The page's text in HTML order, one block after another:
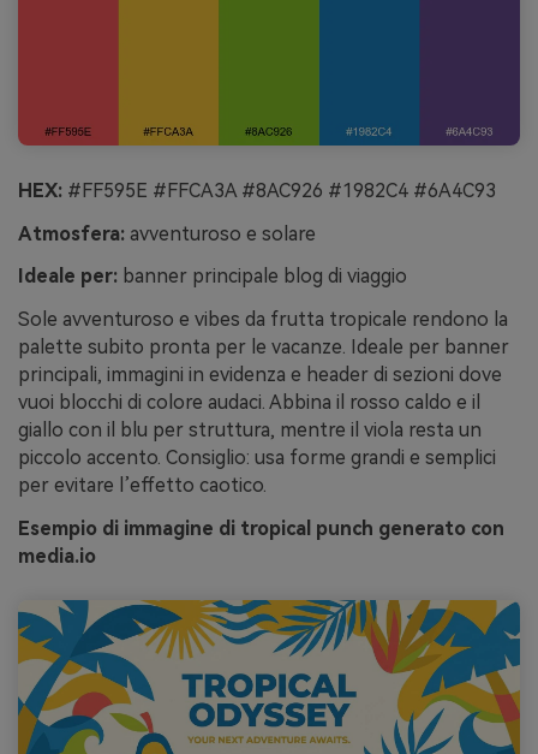
HEX: #FF595E #FFCA3A #8AC926 #1982C4 #6A4C93
Atmosfera: avventuroso e solare
Ideale per: banner principale blog di viaggio
Sole avventuroso e vibes da frutta tropicale rendono la
palette subito pronta per le vacanze. Ideale per banner
principali, immagini in evidenza e header di sezioni dove
vuoi blocchi di colore audaci. Abbina il rosso caldo e il
giallo con il blu per struttura, mentre il viola resta un
piccolo accento. Consiglio: usa forme grandi e semplici
per evitare l’effetto caotico.
Esempio di immagine di tropical punch generato con
media.io